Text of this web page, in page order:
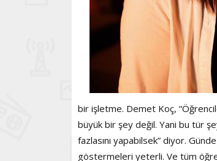
bir işletme. Demet Koç,
büyük bir şey değil. Yani bu tür
fazlasını yapabilsek” diyor.
göstermeleri yeterli. Ve tüm